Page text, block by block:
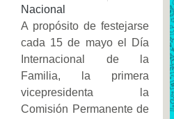
Nacional
A propósito de festejarse
cada 15 de mayo el Día
Internacional de la
Familia, la primera
vicepresidenta la
Comisión Permanente de